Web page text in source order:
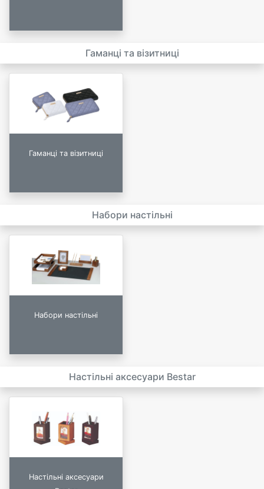
Гаманці та візитниці
Гаманці та візитниці
Набори настільні
Набори настільні
Настільні аксесуари Bestar
Настільні аксесуари